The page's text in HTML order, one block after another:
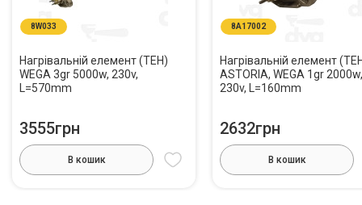
8W033
Нагрівальній елемент (ТЕН)
WEGA 3gr 5000w, 230v,
L=570mm
3555грн
В кошик
8A17002
Нагрівальній елемент
ASTORIA, WEGA 1gr 2000w,
230v, L=160mm
2632грн
В кошик